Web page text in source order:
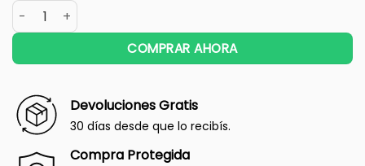
COMPRAR AHORA
Devoluciones Gratis
30 días desde que lo recibís.
Compra Protegida